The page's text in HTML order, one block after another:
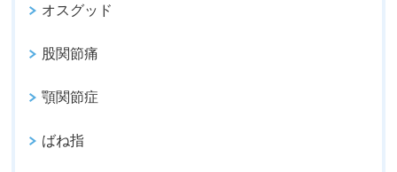
オスグッド
股関節痛
顎関節症
ばね指